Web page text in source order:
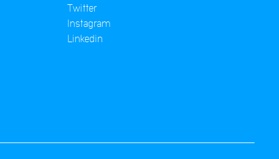
Twitter
Instagram
Linkedin